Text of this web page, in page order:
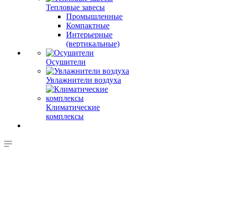
Тепловые завесы
Промышленные
Компактные
Интерьерные
(вертикальные)
Осушители
Увлажнители воздуха
Климатические
комплексы